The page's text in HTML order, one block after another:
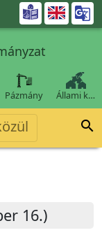

Pázmány Állami k…

16.)